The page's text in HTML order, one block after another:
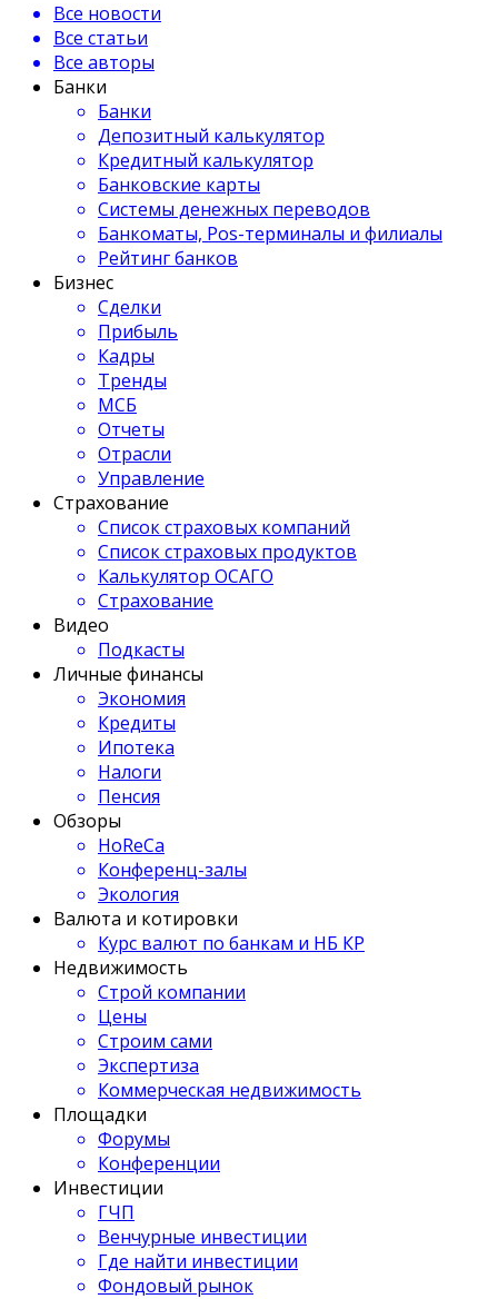
Все новости
Все статьи
Все авторы
Банки
Банки
Депозитный калькулятор
Кредитный калькулятор
Банковские карты
Системы денежных переводов
Банкоматы, Pos-терминалы и филиалы
Рейтинг банков
Бизнес
Сделки
Прибыль
Кадры
Тренды
МСБ
Отчеты
Отрасли
Управление
Страхование
Список страховых компаний
Список страховых продуктов
Калькулятор ОСАГО
Страхование
Видео
Подкасты
Личные финансы
Экономия
Кредиты
Ипотека
Налоги
Пенсия
Обзоры
HoReCa
Конференц-залы
Экология
Валюта и котировки
Курс валют по банкам и НБ КР
Недвижимость
Строй компании
Цены
Строим сами
Экспертиза
Коммерческая недвижимость
Площадки
Форумы
Конференции
Инвестиции
ГЧП
Венчурные инвестиции
Где найти инвестиции
Фондовый рынок